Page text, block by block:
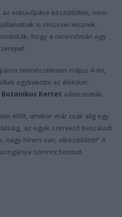
esküvőjükre készülődtek, nem
is részesei lesznek.
hogy a ceremónián egy
természetesen május 4-én,
egybekötni az életüket.
Botanikus Kertet választották.
előtt, amikor már csak alig egy
az egyik szervező beszaladt
nagy hírem van, elkezdődött!” A
szirmot bontott.